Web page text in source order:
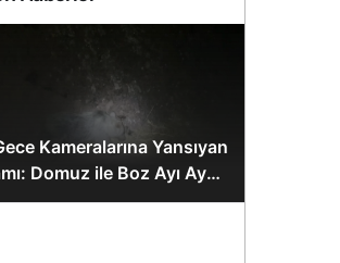
Kameralarına Yansıyan
Domuz ile Boz Ayı Aynı